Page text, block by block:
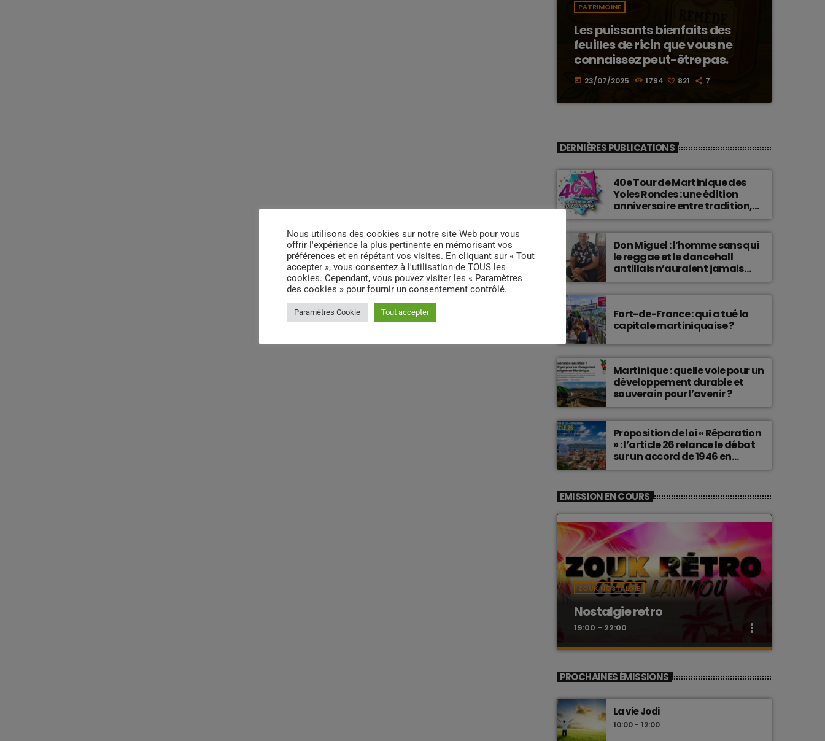
PATRIMOINE
Les puissants bienfaits des
feuilles de ricin que vous ne
connaissez peut-être pas.
today 23/07/2025 1794 821 7
DERNIÈRES PUBLICATIONS
40e Tour de Martinique des
Yoles Rondes : une édition
anniversaire entre tradition,
passion et fierté
martiniquaise.
Don Miguel : l’homme sans qui
le reggae et le dancehall
antillais n’auraient jamais
connu une telle histoire.
Fort-de-France : qui a tué la
capitale martiniquaise ?
Martinique : quelle voie pour un
développement durable et
souverain pour l’avenir ?
Proposition de loi « Réparation
» : l’article 26 relance le débat
sur un accord de 1946 en
Martinique
EMISSION EN COURS
ZOUK NOSTALGIE
Nostalgie retro
19:00 - 22:00 more_vert
Nostalgie retro
Les plus beaux Zouk des années 80
PROCHAINES ÉMISSIONS
La vie Jodi
10:00 - 12:00
Nous utilisons des cookies sur notre site Web pour vous
offrir l'expérience la plus pertinente en mémorisant vos
préférences et en répétant vos visites. En cliquant sur « Tout
accepter », vous consentez à l'utilisation de TOUS les
cookies. Cependant, vous pouvez visiter les « Paramètres
des cookies » pour fournir un consentement contrôlé.
Paramètres Cookie Tout accepter